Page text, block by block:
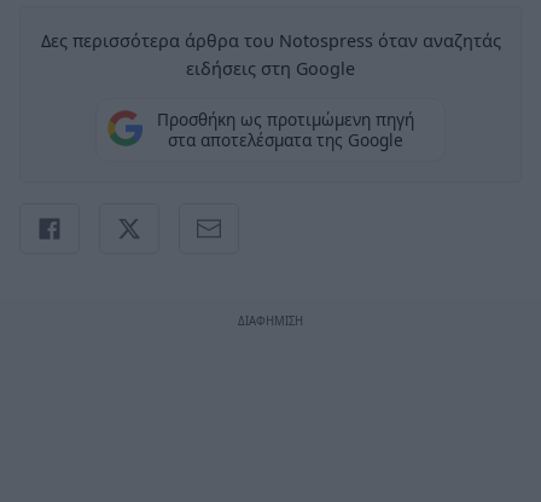
Δες περισσότερα άρθρα του Notospress όταν αναζητάς
ειδήσεις στη Google
Προσθήκη ως προτιμώμενη πηγή
στα αποτελέσματα της Google